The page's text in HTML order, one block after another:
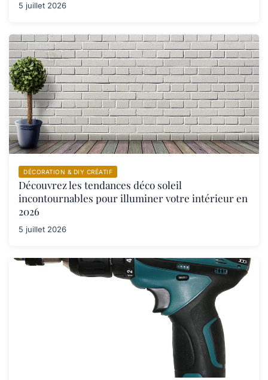
5 juillet 2026
DÉCORATION & DIY CRÉATIF
Découvrez les tendances déco soleil
incontournables pour illuminer votre intérieur en
2026
5 juillet 2026